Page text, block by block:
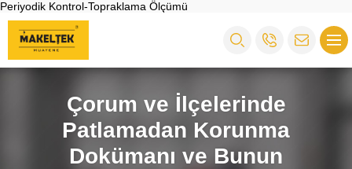
Periyodik Kontrol-Topraklama Ölçümü
Çorum ve İlçelerinde
Patlamadan Korunma
Dokümanı ve Bunun